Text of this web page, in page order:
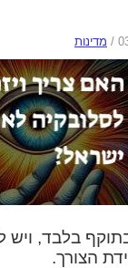
/ מדינות
בלבד, ויש
הצורך.